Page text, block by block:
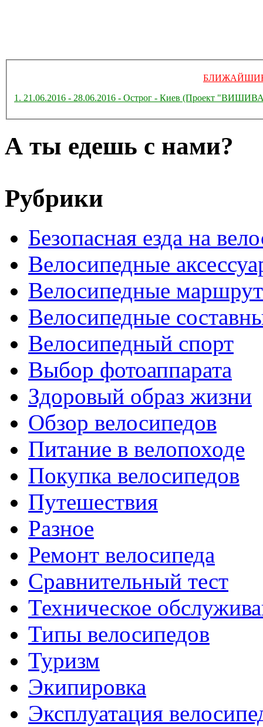
1. 21.06.2016 - 28.06.2016 - Острог - Киев (Проект
А ты едешь с нами?
Рубрики
Безопасная езда на
Велосипедные
Велосипедные
Велосипедные
Велосипедный спорт
Выбор фотоаппарата
Здоровый образ жизни
Обзор велосипедов
Питание в велопоходе
Покупка велосипедов
Путешествия
Разное
Ремонт велосипеда
Сравнительный тест
Техническое
Типы велосипедов
Туризм
Экипировка
Эксплуатация